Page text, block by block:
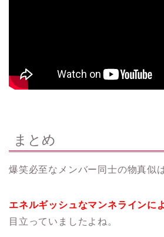
まとめ
爆笑必至なメンバー同士の物真似
エネルギッシュなマンネラインに
目立っていましたよね。